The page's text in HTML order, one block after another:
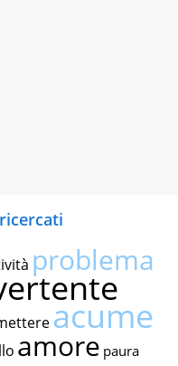
problema
acume
amore paura